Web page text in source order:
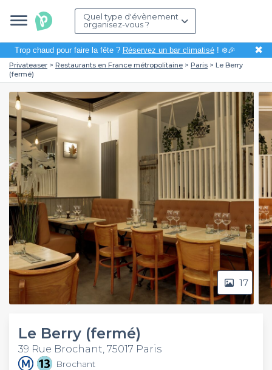
Quel type d'évènement
organisez-vous ?
Trop chaud pour faire la fête ? Réservez un bar climatisé! ❄️🎉 ✖
Privateaser Restaurants en France métropolitaine Paris
Le Berry
(fermé)
17
Le Berry (fermé)
39 Rue Brochant, 75017 Paris
Brochant